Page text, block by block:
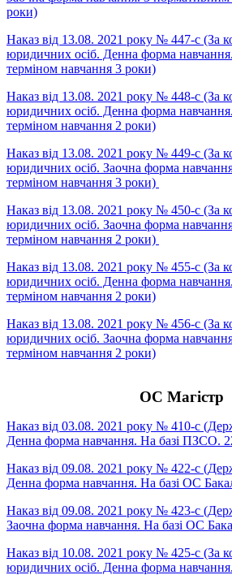
роки)
Наказ від 13.08. 2021 року № 447-с (За
юридичних осіб. Денна форма
терміном навчання 3 роки)
Наказ від 13.08. 2021 року № 448-с (За
юридичних осіб. Денна форма
терміном навчання 2 роки)
Наказ від 13.08. 2021 року № 449-с (За
юридичних осіб. Заочна форма
терміном навчання 3 роки)
Наказ від 13.08. 2021 року № 450-с (За
юридичних осіб. Заочна форма
терміном навчання 2 роки)
Наказ від 13.08. 2021 року № 455-с (За
юридичних осіб. Денна форма
терміном навчання 2 роки)
Наказ від 13.08. 2021 року № 456-с (За
юридичних осіб. Заочна форма
терміном навчання 2 роки)
ОС Магістр
Наказ від 03.08. 2021 року № 410-с
Денна форма навчання. На базі ПЗСО.
Наказ від 09.08. 2021 року № 422-с
Денна форма навчання. На базі ОС
Наказ від 09.08. 2021 року № 423-с
Заочна форма навчання. На базі ОС
Наказ від 10.08. 2021 року № 425-с (За
юридичних осіб. Денна форма